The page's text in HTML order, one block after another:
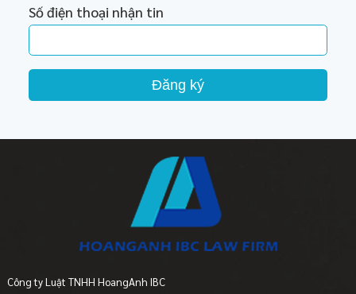
Số điện thoại nhận tin
Đăng ký
Công ty Luật TNHH HoangAnh IBC